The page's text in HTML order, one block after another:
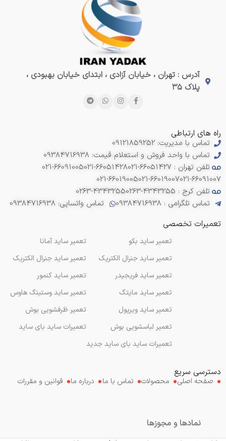
آدرس : تهران ، خیابان آزادی ، ابتدای خیابان بهبودی ،
پلاک ۳۵
راه های ارتباطی
تماس با مدیریت: 09121859252
تماس با واحد فروش و استعلام قیمت: 09384716938
تلفن تهران : 66051427-021
021-66051428
021-66091005
021-66091007
021-66019007
021-66019005
تلفن کرج : 4343255-0263
0263-4343255
تماس تلگرامی : 09384716938
تماس واتساپی: 09384716938
تعمیرات تخصصی
تعمیر ساید آمانا
تعمیر ساید جنرال الکتریک
تعمیر ساید کنمور
تعمیر ساید وستینگ هاوس
تعمیر ظرفشویی بوش
تعمیرات ساید بای ساید
تعمیر ساید بکو
تعمیر ساید جنرال الکتریک
تعمیر ساید فریجیدر
تعمیر ساید مایتگ
تعمیر ساید ویرپول
تعمیر لباسشویی بوش
تعمیرات ساید بای ساید جدید
دسترسی سریع
صفحه اصلی محصولات تماس با ما درباره ما قوانین و مقررات
نمادها و مجوزها